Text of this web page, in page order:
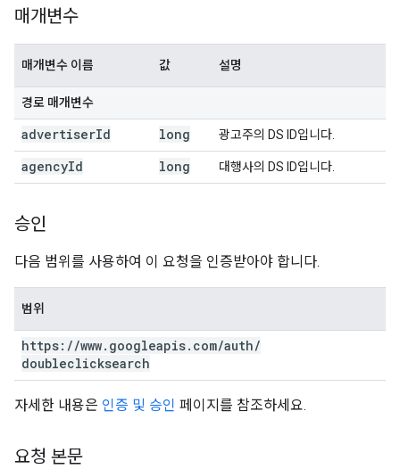
매개변수
매개변수 이름 값 설명
경로 매개변수
advertiserId long 광고주의 DS ID입니다.
agencyId long 대행사의 DS ID입니다.
승인
다음 범위를 사용하여 이 요청을 인증받아야 합니다.
범위
https: //www. googleapis. com/auth/
doubleclicksearch
자세한 내용은 인증 및 승인 페이지를 참조하세요.
요청 본문